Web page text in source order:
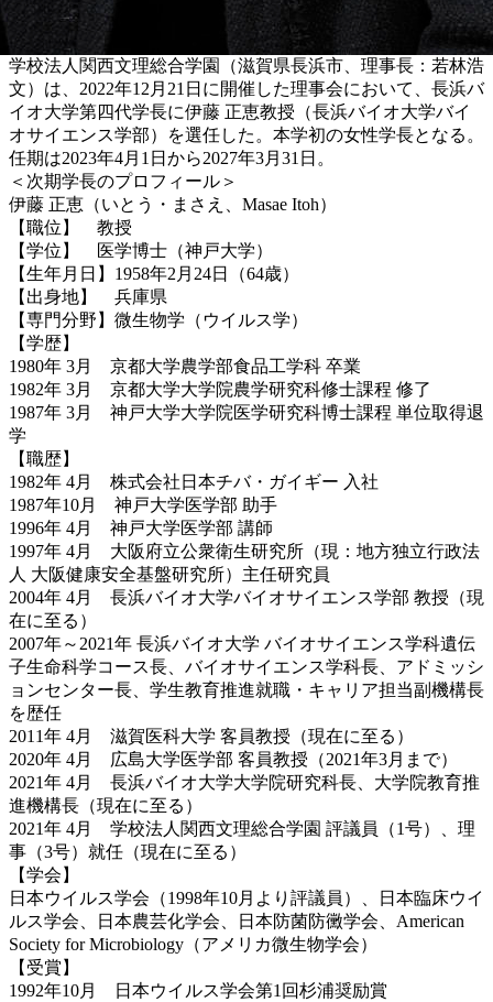
学校法人関西文理総合学園（滋賀県長浜市、理事長：若林浩
文）は、2022年12月21日に開催した理事会において、長浜バ
イオ大学第四代学長に伊藤 正恵教授（長浜バイオ大学バイ
オサイエンス学部）を選任した。本学初の女性学長となる。
任期は2023年4月1日から2027年3月31日。
＜次期学長のプロフィール＞
伊藤 正恵（いとう・まさえ、Masae Itoh）
【職位】 教授
【学位】 医学博士（神戸大学）
【生年月日】1958年2月24日（64歳）
【出身地】 兵庫県
【専門分野】微生物学（ウイルス学）
【学歴】
1980年 3月 京都大学農学部食品工学科 卒業
1982年 3月 京都大学大学院農学研究科修士課程 修了
1987年 3月 神戸大学大学院医学研究科博士課程 単位取得退
学
【職歴】
1982年 4月 株式会社日本チバ・ガイギー 入社
1987年10月 神戸大学医学部 助手
1996年 4月 神戸大学医学部 講師
1997年 4月 大阪府立公衆衛生研究所（現：地方独立行政法
人 大阪健康安全基盤研究所）主任研究員
2004年 4月 長浜バイオ大学バイオサイエンス学部 教授（現
在に至る）
2007年～2021年 長浜バイオ大学 バイオサイエンス学科遺伝
子生命科学コース長、バイオサイエンス学科長、アドミッシ
ョンセンター長、学生教育推進就職・キャリア担当副機構長
を歴任
2011年 4月 滋賀医科大学 客員教授（現在に至る）
2020年 4月 広島大学医学部 客員教授（2021年3月まで）
2021年 4月 長浜バイオ大学大学院研究科長、大学院教育推
進機構長（現在に至る）
2021年 4月 学校法人関西文理総合学園 評議員（1号）、理
事（3号）就任（現在に至る）
【学会】
日本ウイルス学会（1998年10月より評議員）、日本臨床ウイ
ルス学会、日本農芸化学会、日本防菌防黴学会、American
Society for Microbiology（アメリカ微生物学会）
【受賞】
1992年10月 日本ウイルス学会第1回杉浦奨励賞